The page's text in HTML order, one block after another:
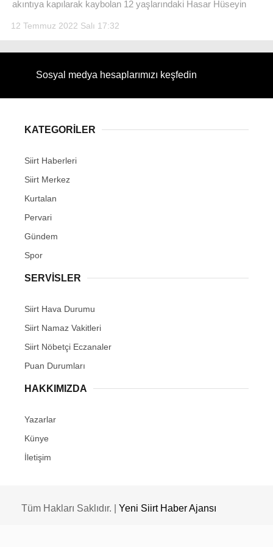
akıntıya kapılarak kaybolan 12 yaşlarındaki Hasar Hüseyin
12 Temmuz 2022 Salı 17:32
Sosyal medya hesaplarımızı keşfedin
KATEGORİLER
Siirt Haberleri
Siirt Merkez
Kurtalan
Pervari
Gündem
Spor
SERVİSLER
Siirt Hava Durumu
Siirt Namaz Vakitleri
Siirt Nöbetçi Eczanaler
Puan Durumları
HAKKIMIZDA
Yazarlar
Künye
İletişim
Tüm Hakları Saklıdır. | Yeni Siirt Haber Ajansı